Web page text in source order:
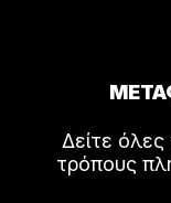
Δείτε όλες
τρόπους